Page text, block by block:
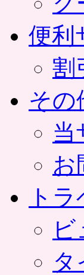
便利
割
その
当
お
ト
ビ
タ